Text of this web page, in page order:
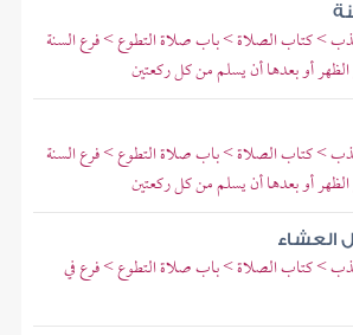
> كتاب الصلاة > باب صلاة التطوع > فرع السنة
أو بعدها أن يسلم من كل ركعتين
> كتاب الصلاة > باب صلاة التطوع > فرع السنة
أو بعدها أن يسلم من كل ركعتين
العشاء
> كتاب الصلاة > باب صلاة التطوع > فرع في